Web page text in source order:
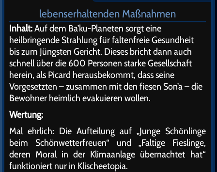
lebenserhaltenden Maßnahmen
Inhalt:Auf dem Ba’ku-Planeten sorgt eine
heilbringende Strahlung für faltenfreie Gesundheit
bis zum Jüngsten Gericht. Dieses bricht dann auch
schnell über die 600 Personen starke Gesellschaft
herein, als Picard herausbekommt, dass seine
Vorgesetzten – zusammen mit den fiesen Son’a – die
Bewohner heimlich evakuieren wollen.
Wertung:
Mal ehrlich: Die Aufteilung auf „Junge Schönlinge
beim Schönwetterfreuen“ und „Faltige Fieslinge,
deren Moral in der Klimaanlage übernachtet hat“
funktioniert nur in Klischeetopia.